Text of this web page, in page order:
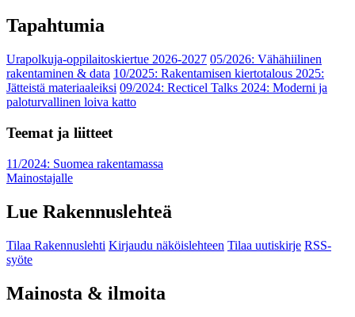
Tapahtumia
Urapolkuja-oppilaitoskiertue 2026-2027 05/2026: Vähähiilinen
rakentaminen & data 10/2025: Rakentamisen kiertotalous 2025:
Jätteistä materiaaleiksi 09/2024: Recticel Talks 2024: Moderni ja
paloturvallinen loiva katto
Teemat ja liitteet
11/2024: Suomea rakentamassa
Mainostajalle
Lue Rakennuslehteä
Tilaa Rakennuslehti Kirjaudu näköislehteen Tilaa uutiskirje RSS-
syöte
Mainosta & ilmoita